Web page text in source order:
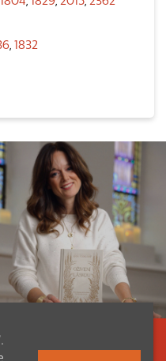
1832
a články